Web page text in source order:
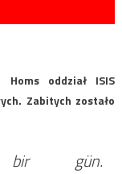
oddział ISIS
Zabitych zostało
gün.